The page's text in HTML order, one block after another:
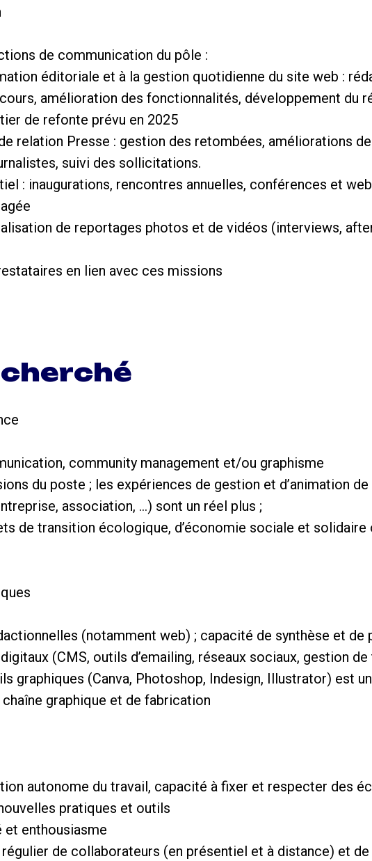
de communication du pôle :
éditoriale et à la gestion quotidienne du site web :
amélioration des fonctionnalités, développement du
de refonte prévu en 2025
relation Presse : gestion des retombées, améliorations
suivi des sollicitations.
: inaugurations, rencontres annuelles, conférences et
de reportages photos et de vidéos (interviews,
en lien avec ces missions
community management et/ou graphisme
du poste ; les expériences de gestion et d’animation
association, …) sont un réel plus ;
de transition écologique, d’économie sociale et solidaire
(notamment web) ; capacité de synthèse et de
(CMS, outils d’emailing, réseaux sociaux, gestion
graphiques (Canva, Photoshop, Indesign, Illustrator) est
graphique et de fabrication
autonome du travail, capacité à fixer et respecter des
pratiques et outils
enthousiasme
de collaborateurs (en présentiel et à distance) et